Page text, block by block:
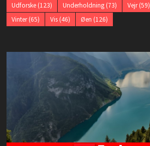
Udforske(123) Underholdning(73) Vejr(59)
Vinter(65) Vis(46) Øen (126)